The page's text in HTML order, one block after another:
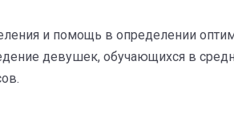
и помощь в определении
девушек, обучающихся в